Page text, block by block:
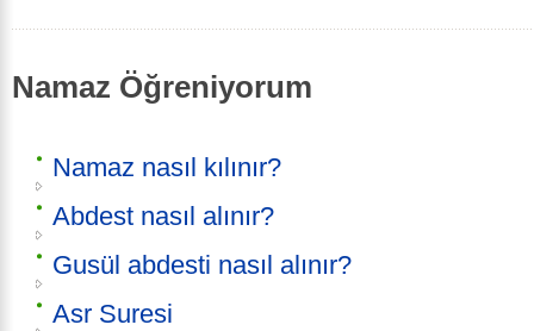
Namaz Öğreniyorum
Namaz nasıl kılınır?
Abdest nasıl alınır?
Gusül abdesti nasıl alınır?
Asr Suresi